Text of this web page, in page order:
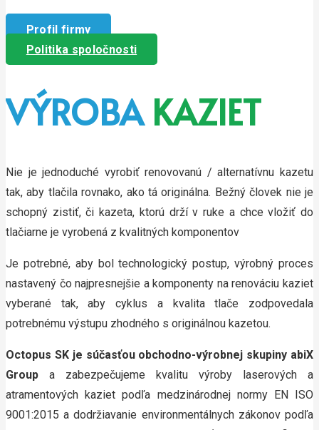
Profil firmy
Politika spoločnosti
VÝROBA KAZIET
Nie je jednoduché vyrobiť renovovanú / alternatívnu kazetu
tak, aby tlačila rovnako, ako tá originálna. Bežný človek nie je
schopný zistiť, či kazeta, ktorú drží v ruke a chce vložiť do
tlačiarne je vyrobená z kvalitných komponentov
Je potrebné, aby bol technologický postup, výrobný proces
nastavený čo najpresnejšie a komponenty na renováciu kaziet
vyberané tak, aby cyklus a kvalita tlače zodpovedala
potrebnému výstupu zhodného s originálnou kazetou.
Octopus SK je súčasťou obchodno-výrobnej skupiny abiX
Group a zabezpečujeme kvalitu výroby laserových a
atramentových kaziet podľa medzinárodnej normy EN ISO
9001:2015 a dodržiavanie environmentálnych zákonov podľa